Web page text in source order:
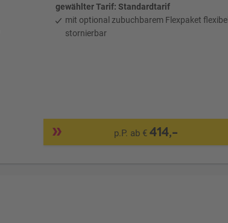
gewählter Tarif: Standardtarif
mit optional zubuchbarem Flexpaket flexibel
stornierbar
p.P. ab € 414,-